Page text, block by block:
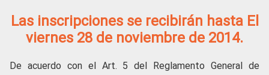
Las inscripciones se recibirán hasta El
viernes 28 de noviembre de 2014.
De acuerdo con el Art. 5 del Reglamento General de